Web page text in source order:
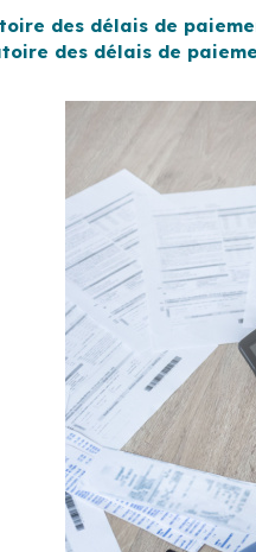
des délais de
des délais de